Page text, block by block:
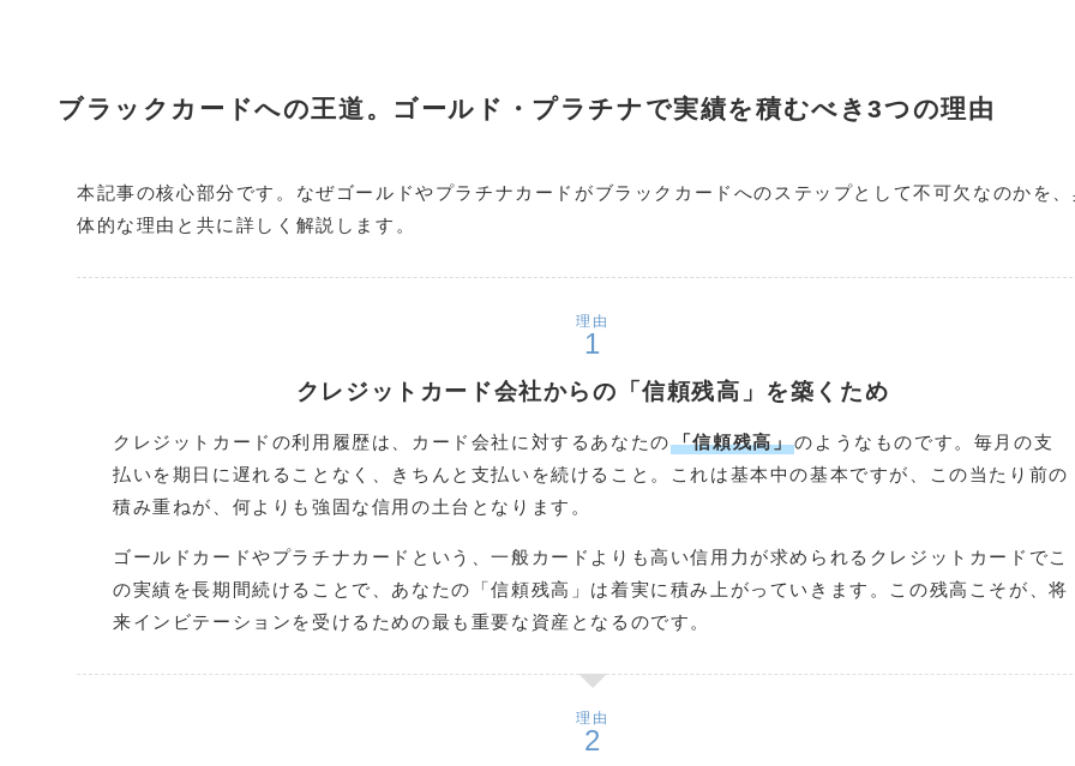
ブラックカードへの王道。ゴールド・プラチナで実績を積むべき3つの理由
本記事の核心部分です。なぜゴールドやプラチナカードがブラックカードへのステップとして不可欠なのかを、
体的な理由と共に詳しく解説します。
理由
クレジットカード会社からの「信頼残高」を築くため
クレジットカードの利用履歴は、カード会社に対するあなたの 「信頼残高」のようなものです。毎月の支
払いを期日に遅れることなく、きちんと支払いを続けること。これは基本中の基本ですが、この当たり前の
積み重ねが、何よりも強固な信用の土台となります。
ゴールドカードやプラチナカードという、一般カードよりも高い信用力が求められるクレジットカードでこ
の実績を長期間続けることで、あなたの「信頼残高」は着実に積み上がっていきます。この残高こそが、将
来インビテーションを受けるための最も重要な資産となるのです。
理由